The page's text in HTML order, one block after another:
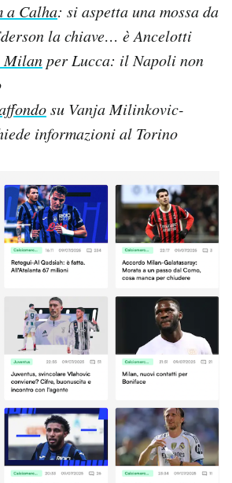
a Calha: si aspetta una mossa da
la chiave… è Ancelotti
Milanper Lucca: il Napoli non
su Vanja Milinkovic-
informazioni al Torino